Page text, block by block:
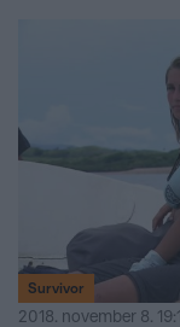
Survivor
2018. november 8.